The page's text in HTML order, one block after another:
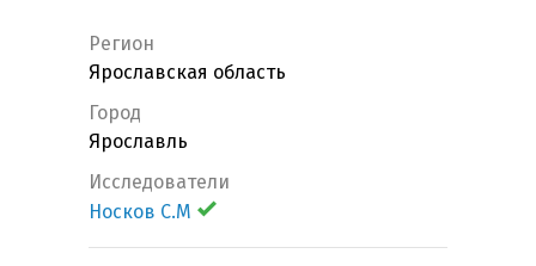
Регион
Ярославская область
Город
Ярославль
Исследователи
Носков С.М